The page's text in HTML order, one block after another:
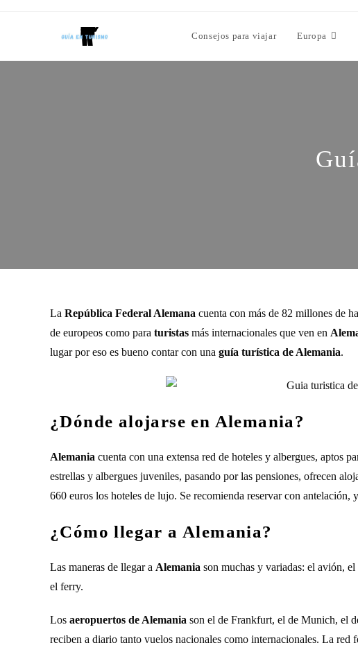
Consejos para viajar Europa
La República Federal Alemana cuenta con más de 82 millones de
de europeos como para turistas más internacionales que ven en
lugar por eso es bueno contar con una guía turística de Alemania.
¿Dónde alojarse en Alemania?
Alemania cuenta con una extensa red de hoteles y albergues, aptos
estrellas y albergues juveniles, pasando por las pensiones, ofrecen
660 euros los hoteles de lujo. Se recomienda reservar con antelación,
¿Cómo llegar a Alemania?
Las maneras de llegar a Alemania son muchas y variadas: el avión,
el ferry.
Los aeropuertos de Alemania son el de Frankfurt, el de Munich, el
reciben a diario tanto vuelos nacionales como internacionales. La